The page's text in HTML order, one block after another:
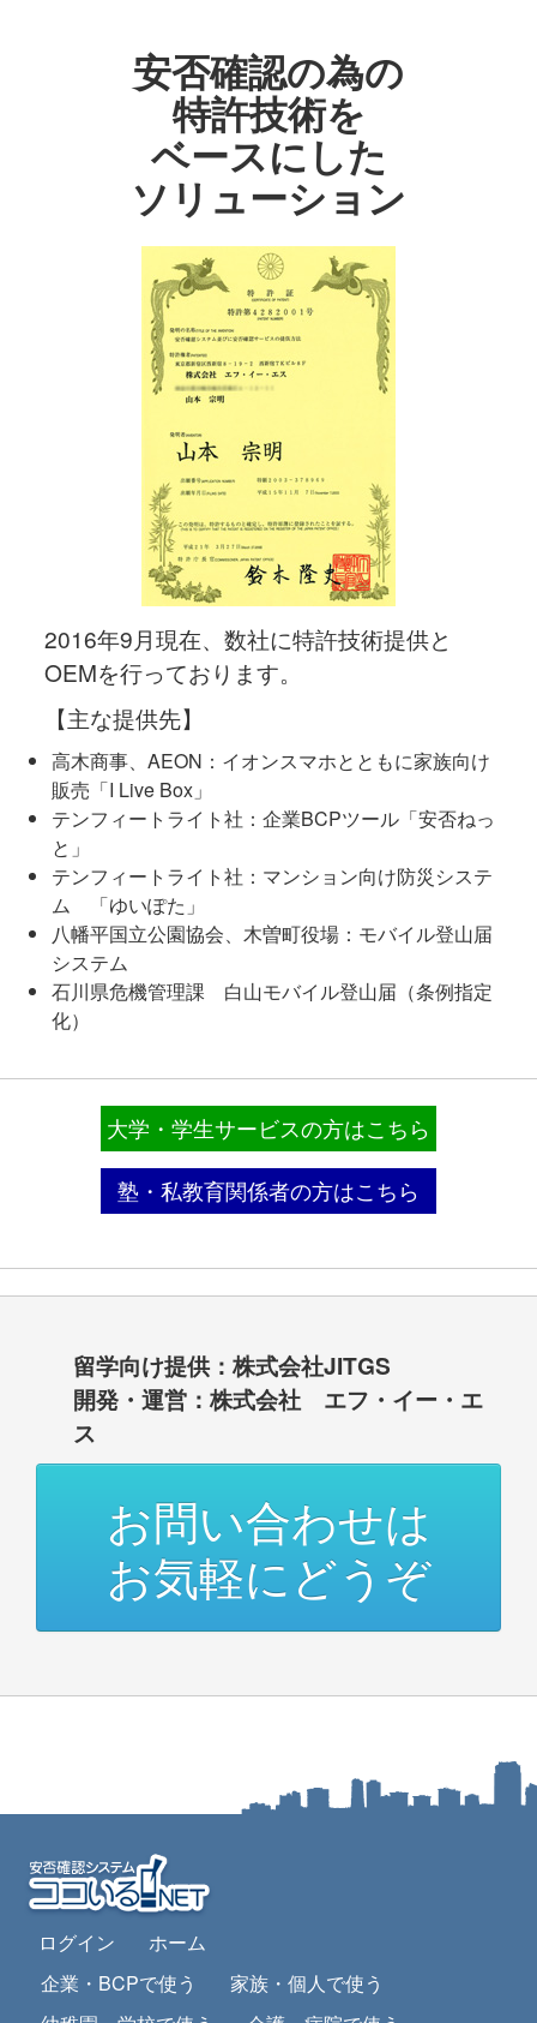
安否確認の為の
特許技術を
ベースにした
ソリューション
2016年9月現在、数社に特許技術提供と
OEMを行っております。
【主な提供先】
高木商事、AEON：イオンスマホとともに家族向け
販売「I Live Box」
テンフィートライト社：企業BCPツール「安否ねっ
と」
テンフィートライト社：マンション向け防災システ
ム 「ゆいぽた」
八幡平国立公園協会、木曽町役場：モバイル登山届
システム
石川県危機管理課 白山モバイル登山届（条例指定
化）
大学・学生サービスの方はこちら
塾・私教育関係者の方はこちら
留学向け提供：株式会社JITGS
開発・運営：株式会社 エフ・イー・エ
ス
お問い合わせは
お気軽にどうぞ
ログイン
ホーム
企業・BCPで使う
家族・個人で使う